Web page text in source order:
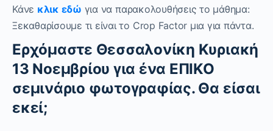
Κάνε κλικ εδώ για να παρακολουθήσεις το μάθημα:
Ξεκαθαρίσουμε τι είναι το Crop Factor μια για πάντα.
Ερχόμαστε Θεσσαλονίκη Κυριακή
13 Νοεμβρίου για ένα ΕΠΙΚΟ
σεμινάριο φωτογραφίας. Θα είσαι
εκεί;